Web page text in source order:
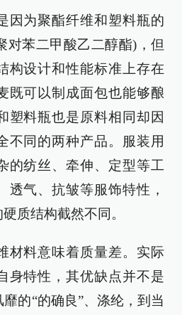
因为聚酯纤维和塑料瓶的
对苯二甲酸乙二醇酯)，但
构设计和性能标准上存在
既可以制成面包也能够酿
塑料瓶也是原料相同却因
不同的两种产品。服装用
的纺丝、牵伸、定型等工
透气、抗皱等服饰特性，
质结构截然不同。
材料意味着质量差。实际
身特性，其优缺点并不是
的“的确良”、涤纶，到当